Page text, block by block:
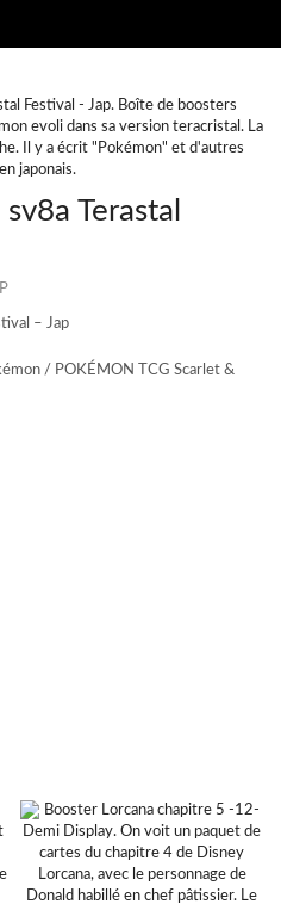
Terastal
– Jap
/ POKÉMON TCG Scarlet &